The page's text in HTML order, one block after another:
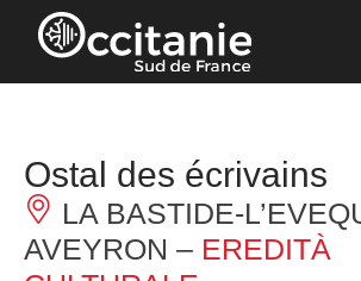
Pannello di gestione dei cookies
Ostal des écrivains
LA BASTIDE-
AVEYRON – EREDITÀ